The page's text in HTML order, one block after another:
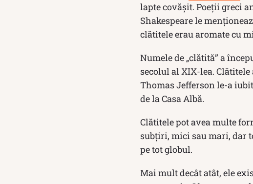
lapte covășit. Poeții greci
Shakespeare le
clătitele erau aromate cu
Numele de „clătită” a
secolul al XIX-lea.
Thomas Jefferson le-a
de la Casa Albă.
Clătitele pot avea multe
subțiri, mici sau mari, dar
pe tot globul.
Mai mult decât atât, ele